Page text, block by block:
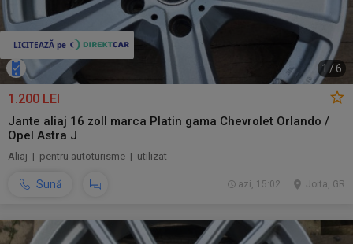
1 /6
1.200 LEI
Jante aliaj 16 zoll marca Platin gama Chevrolet Orlando /
Opel Astra J
Aliaj | pentru autoturisme | utilizat
Sună Joita, GR
azi, 15:02